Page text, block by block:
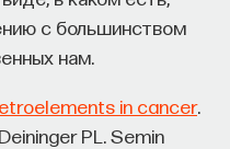
с большинством
нам.
in cancer.
PL. Semin
Тавером и много
будет только
наYouTube,
, Spotify